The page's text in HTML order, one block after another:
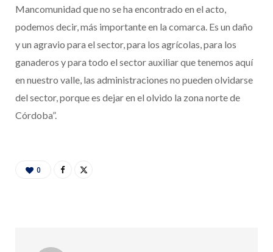
Mancomunidad que no se ha encontrado en el acto,
podemos decir, más importante en la comarca. Es un daño
y un agravio para el sector, para los agrícolas, para los
ganaderos y para todo el sector auxiliar que tenemos aquí
en nuestro valle, las administraciones no pueden olvidarse
del sector, porque es dejar en el olvido la zona norte de
Córdoba”.
0